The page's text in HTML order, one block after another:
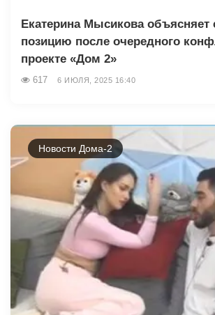
Екатерина Мысикова объясняет
позицию после очередного
проекте «Дом 2»
617 6 ИЮЛЯ, 2025 16:40
Новости Дома-2